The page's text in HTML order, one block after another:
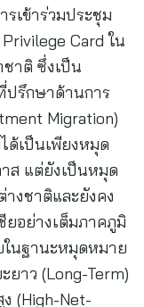
เข้าร่วมประชุม
Card ใน
าติ ซึ่งเป็น
ปรึกษาด้านการ
Migration)
ด้เป็นเพียงหมุด
ส แต่ยังเป็นหมุด
งชาติและยังคง
ยอย่างเต็มภาคภูมิ
ในฐานะหมุดหมาย
าว (Long-Term)
(High-Net-